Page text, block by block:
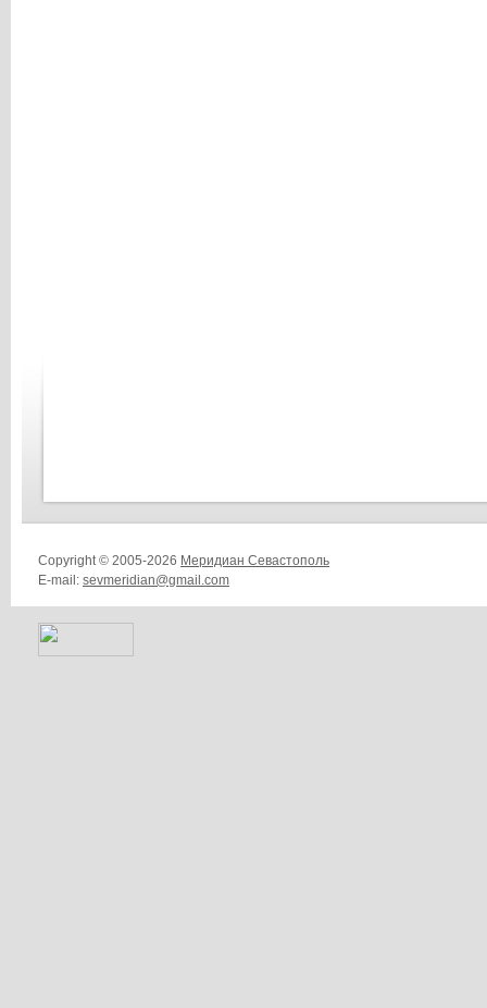
Copyright © 2005-2026 Меридиан Севастополь
E-mail: sevmeridian@gmail.com